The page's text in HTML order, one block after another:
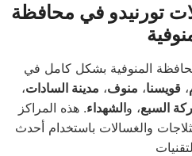
تورنيدو في محافظة
المنوفية بشكل كامل في
،قويسنا، منوف، مدينة السادات،
السبع، والشهداء. هذه المراكز
والغسالات باستخدام أحدث